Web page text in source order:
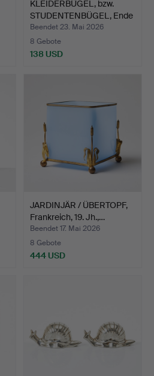
KLEIDERBÜGEL, bzw.
STUDENTENBÜGEL, Ende
de…
Beendet 23. Mai 2026
8 Gebote
138 USD
JARDINJÄR / ÜBERTOPF,
Frankreich, 19. Jh.,…
Beendet 17. Mai 2026
8 Gebote
444 USD